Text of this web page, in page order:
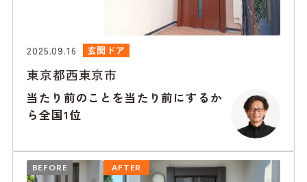
2025.09.16 玄関ドア
東京都西東京市
当たり前のことを当たり前にするか
ら全国1位
BEFORE AFTER